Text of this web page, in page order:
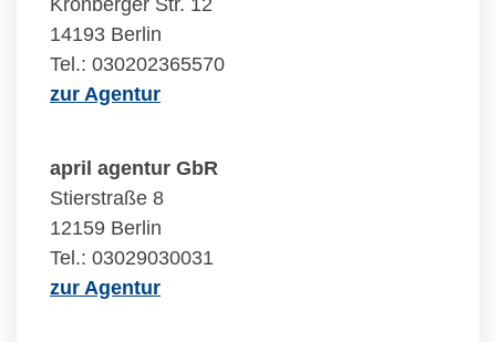
Kronberger Str. 12
14193 Berlin
Tel.: 030202365570
zur Agentur
april agentur GbR
Stierstraße 8
12159 Berlin
Tel.: 03029030031
zur Agentur